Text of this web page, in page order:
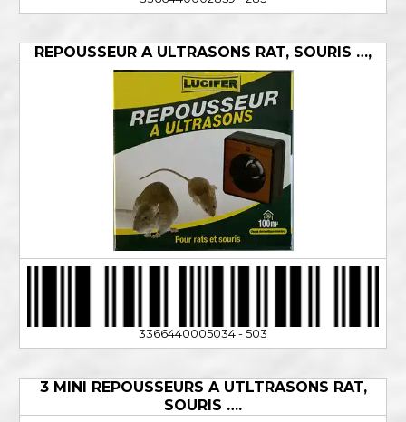
REPOUSSEUR A ULTRASONS RAT, SOURIS …,
3366440005034 - 503
3 MINI REPOUSSEURS A UTLTRASONS RAT,
SOURIS ….